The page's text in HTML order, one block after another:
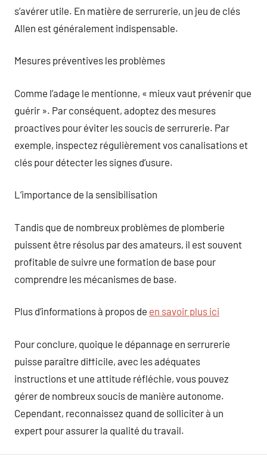
s’avérer utile. En matière de serrurerie, un jeu de clés
Allen est généralement indispensable.
Mesures préventives les problèmes
Comme l’adage le mentionne, « mieux vaut prévenir que
guérir ». Par conséquent, adoptez des mesures
proactives pour éviter les soucis de serrurerie. Par
exemple, inspectez régulièrement vos canalisations et
clés pour détecter les signes d’usure.
L’importance de la sensibilisation
Tandis que de nombreux problèmes de plomberie
puissent être résolus par des amateurs, il est souvent
profitable de suivre une formation de base pour
comprendre les mécanismes de base.
Plus d’informations à propos de en savoir plus ici
Pour conclure, quoique le dépannage en serrurerie
puisse paraître difficile, avec les adéquates
instructions et une attitude réfléchie, vous pouvez
gérer de nombreux soucis de manière autonome.
Cependant, reconnaissez quand de solliciter à un
expert pour assurer la qualité du travail.